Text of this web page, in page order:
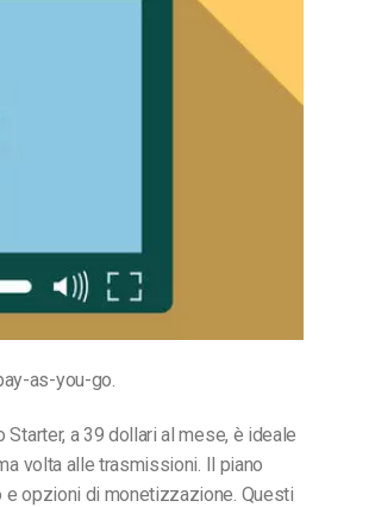
as-you-go.
a 39 dollari al mese, è ideale
volta alle trasmissioni. Il piano
e opzioni di monetizzazione. Questi